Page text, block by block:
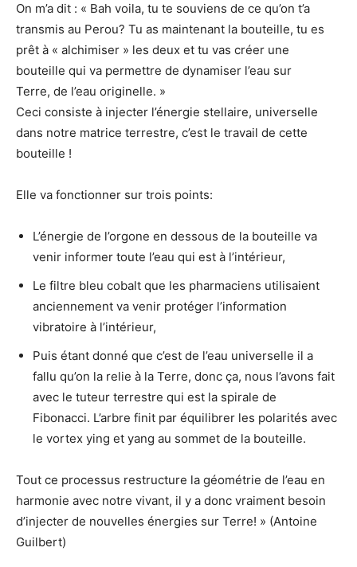
On m’a dit : « Bah voila, tu te souviens de ce qu’on t’a
transmis au Perou? Tu as maintenant la bouteille, tu es
prêt à « alchimiser » les deux et tu vas créer une
bouteille qui va permettre de dynamiser l’eau sur
Terre, de l’eau originelle. »
Ceci consiste à injecter l’énergie stellaire, universelle
dans notre matrice terrestre, c’est le travail de cette
bouteille !
Elle va fonctionner sur trois points:
L’énergie de l’orgone en dessous de la bouteille va
venir informer toute l’eau qui est à l’intérieur,
Le filtre bleu cobalt que les pharmaciens utilisaient
anciennement va venir protéger l’information
vibratoire à l’intérieur,
Puis étant donné que c’est de l’eau universelle il a
fallu qu’on la relie à la Terre, donc ça, nous l’avons fait
avec le tuteur terrestre qui est la spirale de
Fibonacci. L’arbre finit par équilibrer les polarités avec
le vortex ying et yang au sommet de la bouteille.
Tout ce processus restructure la géométrie de l’eau en
harmonie avec notre vivant, il y a donc vraiment besoin
d’injecter de nouvelles énergies sur Terre! » (Antoine
Guilbert)